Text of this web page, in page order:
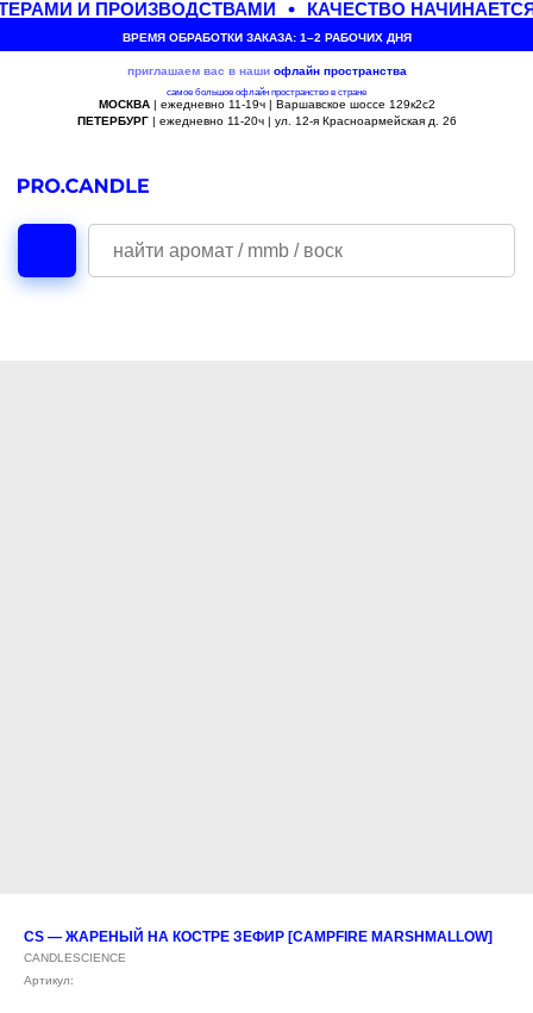
И ПРОИЗВОДСТВАМИ КАЧЕСТВО
ВРЕМЯ ОБРАБОТКИ ЗАКАЗА: 1–2 РАБОЧИХ ДНЯ
приглашаем вас в наши офлайн пространства
самое большое офлайн пространство в стране
МОСКВА| ежедневно 11-19ч | Варшавское шоссе 129к2с2
ПЕТЕРБУРГ| ежедневно 11-20ч | ул. 12-я Красноармейская д. 26
CS — ЖАРЕНЫЙ НА КОСТРЕ ЗЕФИР [CAMPFIRE MARSHMALLOW]
CANDLESCIENCE
Артикул: